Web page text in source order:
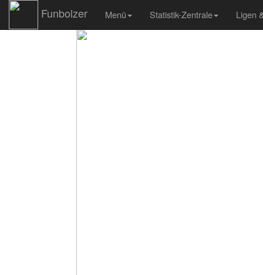
Funbolzer Menü Statistik-Zentrale Ligen